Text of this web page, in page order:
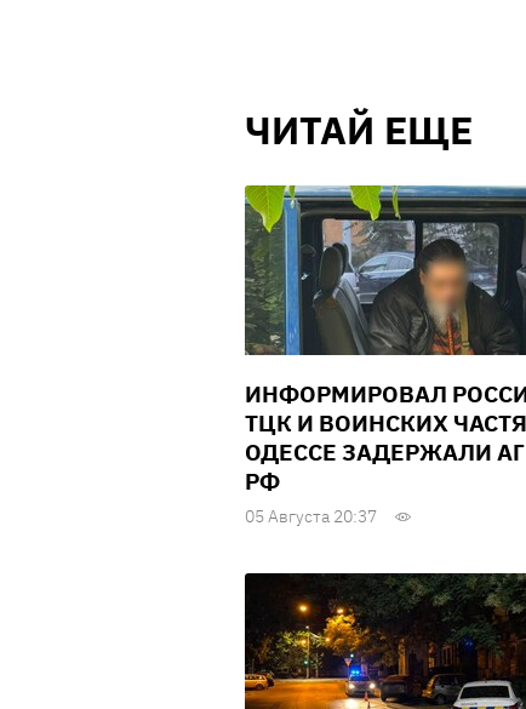
ЧИТАЙ ЕЩЕ
ИНФОРМИРОВАЛ
ТЦК И ВОИНСКИХ
ОДЕССЕ ЗАДЕРЖАЛИ
РФ
05 Августа 20:37